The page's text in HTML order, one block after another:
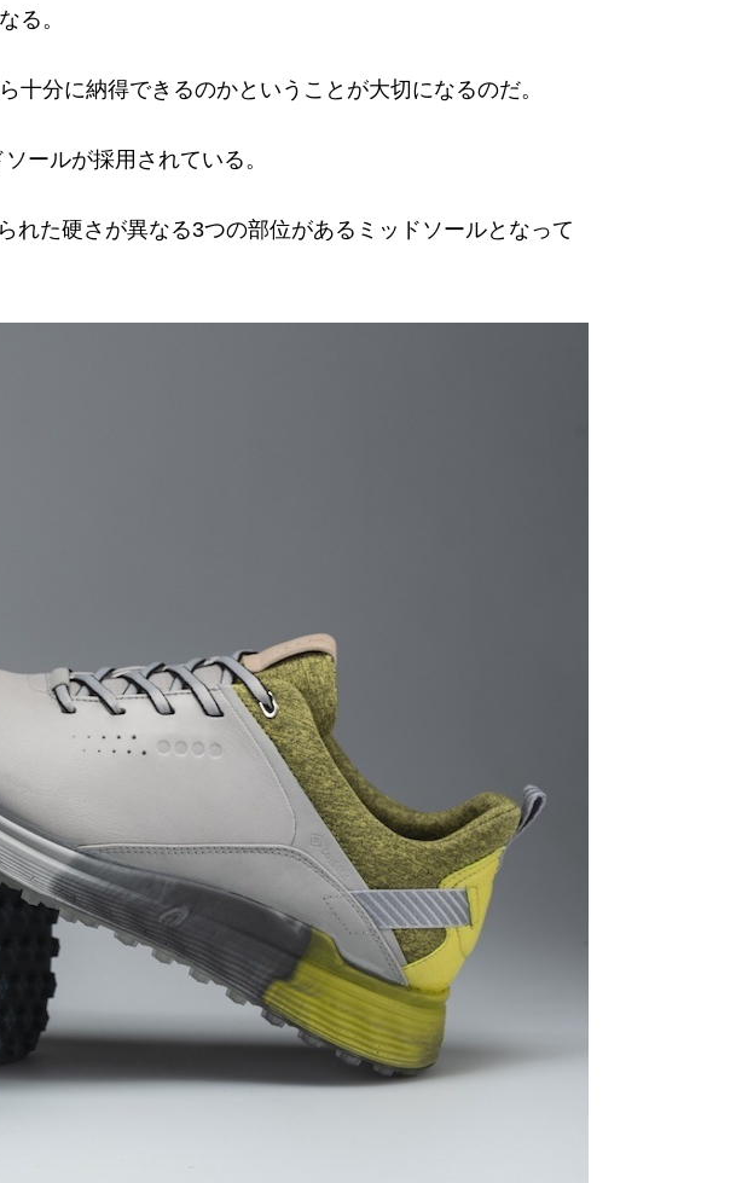
る。
分に納得できるのかということが大切になるのだ。
ールが採用されている。
れた硬さが異なる3つの部位があるミッドソールとなって